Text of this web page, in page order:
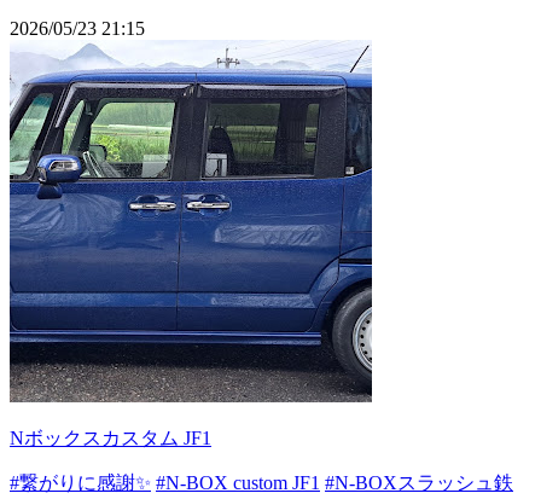
2026/05/23 21:15
Nボックスカスタム JF1
#繋がりに感謝✨ #N-BOX custom JF1 #N-BOXスラッシュ鉄